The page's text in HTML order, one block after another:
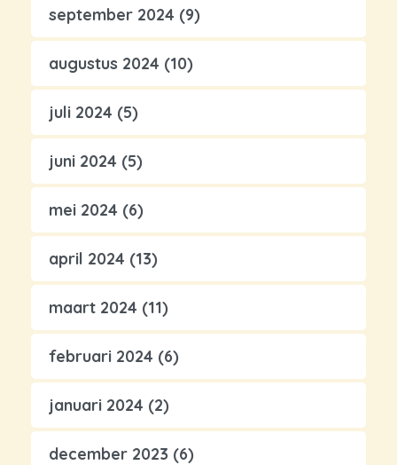
september 2024 (9)
augustus 2024 (10)
juli 2024 (5)
juni 2024 (5)
mei 2024 (6)
april 2024 (13)
maart 2024 (11)
februari 2024 (6)
januari 2024 (2)
december 2023 (6)